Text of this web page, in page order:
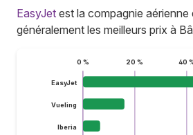
EasyJet est la compagnie aérienne
généralement les meilleurs prix à
0 % 20 % 40
EasyJet
Vueling
Iberia